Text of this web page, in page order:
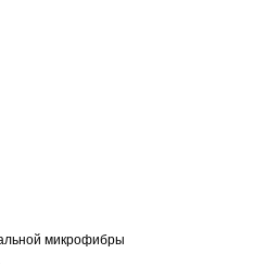
микрофибры